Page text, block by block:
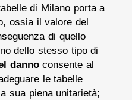
di Milano porta a
ossia il valore del
di quello
dello stesso tipo di
dannoconsente al
le tabelle
sua piena unitarietà;